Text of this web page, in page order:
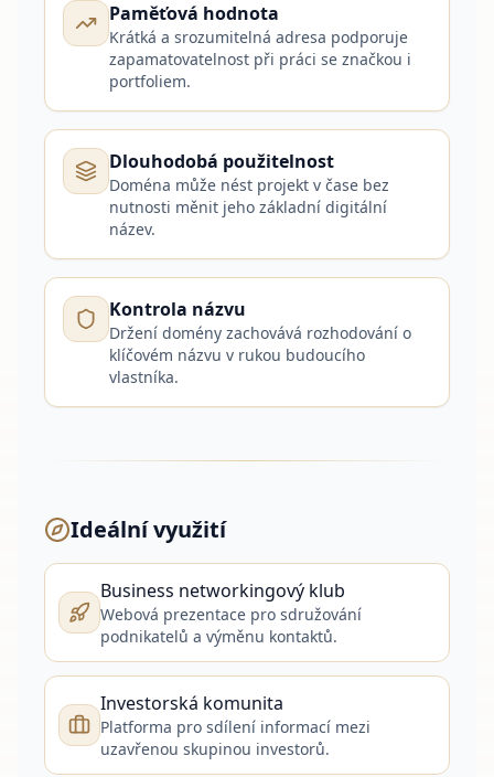
Paměťová hodnota
Krátká a srozumitelná adresa podporuje
zapamatovatelnost při práci se značkou i
portfoliem.
Dlouhodobá použitelnost
Doména může nést projekt v čase bez
nutnosti měnit jeho základní digitální
název.
Kontrola názvu
Držení domény zachovává rozhodování o
klíčovém názvu v rukou budoucího
vlastníka.
Ideální využití
Business networkingový klub
Webová prezentace pro sdružování
podnikatelů a výměnu kontaktů.
Investorská komunita
Platforma pro sdílení informací mezi
uzavřenou skupinou investorů.